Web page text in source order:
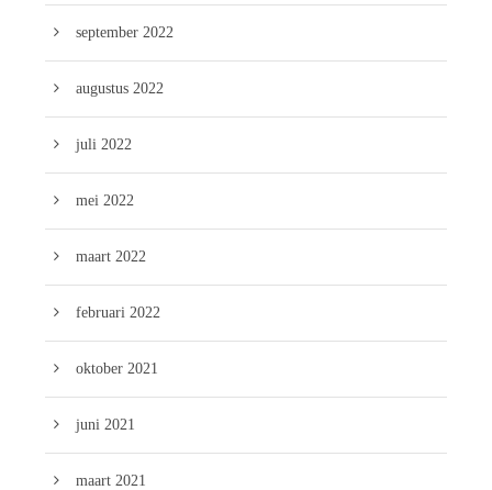
september 2022
augustus 2022
juli 2022
mei 2022
maart 2022
februari 2022
oktober 2021
juni 2021
maart 2021